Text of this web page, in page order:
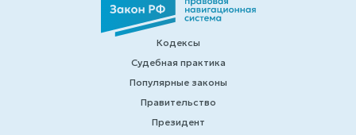
Кодексы
Судебная практика
Популярные законы
Правительство
Президент